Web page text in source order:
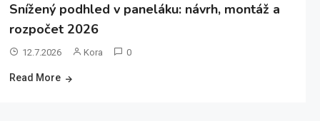
Snížený podhled v paneláku: návrh, montáž a
rozpočet 2026
12.7.2026 Kora 0
Read More